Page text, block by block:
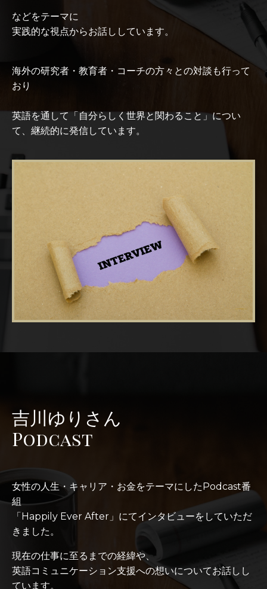
などをテーマに
実践的な視点からお話ししています。
海外の研究者・教育者・コーチの方々との対談も行って
おり
英語を通して「自分らしく世界と関わること」につい
て、継続的に発信しています。
吉川ゆりさん
Podcast
女性の人生・キャリア・お金をテーマにしたPodcast番
組
「Happily Ever After」にてインタビューをしていただ
きました。
現在の仕事に至るまでの経緯や、
英語コミュニケーション支援への想いについてお話しし
ています。